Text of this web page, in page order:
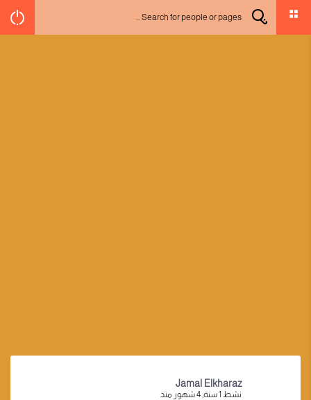
Jamal Elkharaz
نشط 1 سنة, 4 شهور منذ